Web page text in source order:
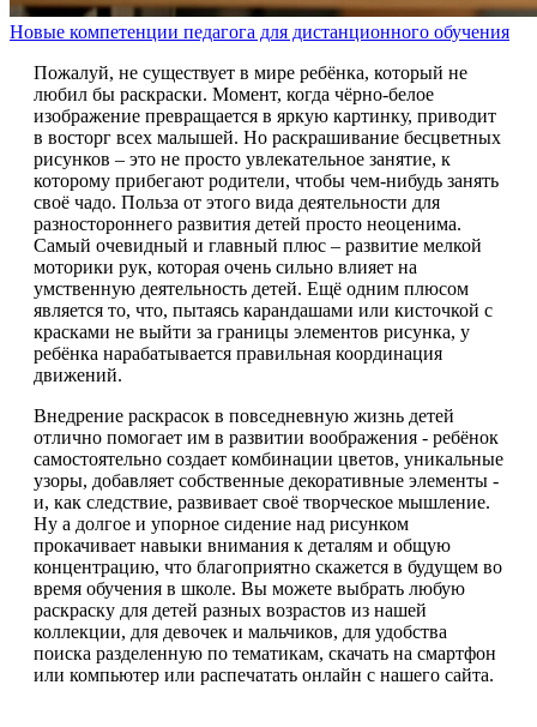
Новые компетенции педагога для дистанционного обучения
Пожалуй, не существует в мире ребёнка, который не
любил бы раскраски. Момент, когда чёрно-белое
изображение превращается в яркую картинку, приводит
в восторг всех малышей. Но раскрашивание бесцветных
рисунков – это не просто увлекательное занятие, к
которому прибегают родители, чтобы чем-нибудь занять
своё чадо. Польза от этого вида деятельности для
разностороннего развития детей просто неоценима.
Самый очевидный и главный плюс – развитие мелкой
моторики рук, которая очень сильно влияет на
умственную деятельность детей. Ещё одним плюсом
является то, что, пытаясь карандашами или кисточкой с
красками не выйти за границы элементов рисунка, у
ребёнка нарабатывается правильная координация
движений.
Внедрение раскрасок в повседневную жизнь детей
отлично помогает им в развитии воображения - ребёнок
самостоятельно создает комбинации цветов, уникальные
узоры, добавляет собственные декоративные элементы -
и, как следствие, развивает своё творческое мышление.
Ну а долгое и упорное сидение над рисунком
прокачивает навыки внимания к деталям и общую
концентрацию, что благоприятно скажется в будущем во
время обучения в школе. Вы можете выбрать любую
раскраску для детей разных возрастов из нашей
коллекции, для девочек и мальчиков, для удобства
поиска разделенную по тематикам, скачать на смартфон
или компьютер или распечатать онлайн с нашего сайта.